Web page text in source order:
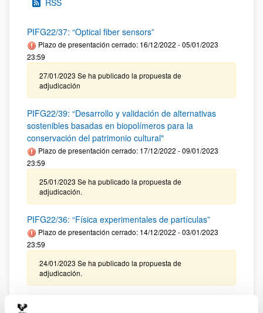
RSS
PIFG22/37: “Optical fiber sensors”
Plazo de presentación cerrado: 16/12/2022 - 05/01/2023
23:59
27/01/2023 Se ha publicado la propuesta de
adjudicación
PIFG22/39: “Desarrollo y validación de alternativas
sostenibles basadas en biopolímeros para la
conservación del patrimonio cultural"
Plazo de presentación cerrado: 17/12/2022 - 09/01/2023
23:59
25/01/2023 Se ha publicado la propuesta de
adjudicación.
PIFG22/36: “Física experimentales de partículas”
Plazo de presentación cerrado: 14/12/2022 - 03/01/2023
23:59
24/01/2023 Se ha publicado la propuesta de
adjudicación.